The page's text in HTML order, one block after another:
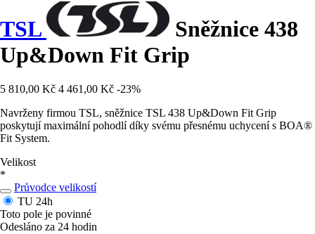
TSL
Sněžnice 438
Up&Down Fit Grip
5 810,00 Kč 4 461,00 Kč -23%
Navrženy firmou TSL, sněžnice TSL 438 Up&Down Fit Grip
poskytují maximální pohodlí díky svému přesnému uchycení s BOA®
Fit System.
Velikost
*
Průvodce velikostí
TU 24h
Toto pole je povinné
Odesláno za 24 hodin